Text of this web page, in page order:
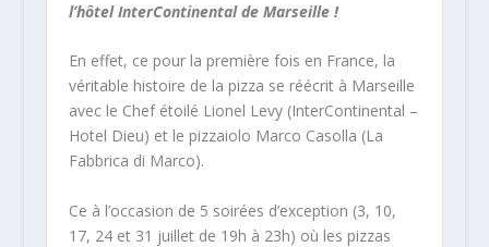
l’hôtel InterContinental de Marseille !
En effet, ce pour la première fois en France, la
véritable histoire de la pizza se réécrit à Marseille
avec le Chef étoilé Lionel Levy (InterContinental –
Hotel Dieu) et le pizzaiolo Marco Casolla (La
Fabbrica di Marco).
Ce à l’occasion de 5 soirées d’exception (3, 10,
17, 24 et 31 juillet de 19h à 23h) où les pizzas